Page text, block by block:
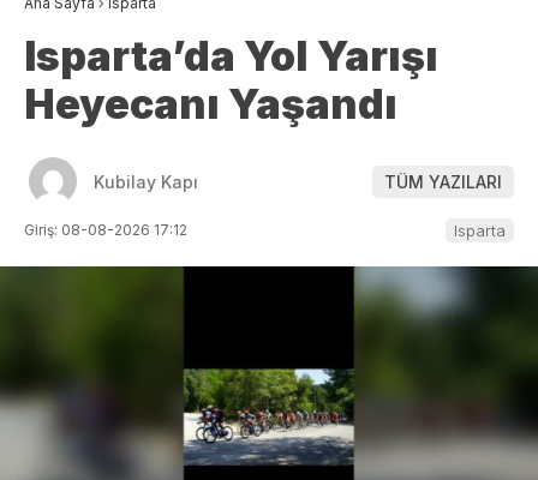
Isparta’da Yol Yarışı
Heyecanı Yaşandı
Kubilay Kapı TÜM YAZILARI
Giriş: 08-08-2026 17:12 Isparta